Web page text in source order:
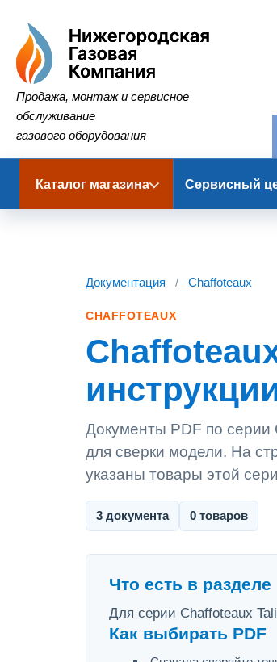
Нижегородская Газовая Компания
Продажа, монтаж и сервисное
обслуживание
газового оборудования
Каталог магазина Сервисный
Документация / Chaffoteaux
CHAFFOTEAUX
Документы PDF по серии
для сверки модели. На
указаны товары этой
3 документа 0 товаров
Что есть в разделе
Для серии Chaffoteaux
Как выбирать PDF